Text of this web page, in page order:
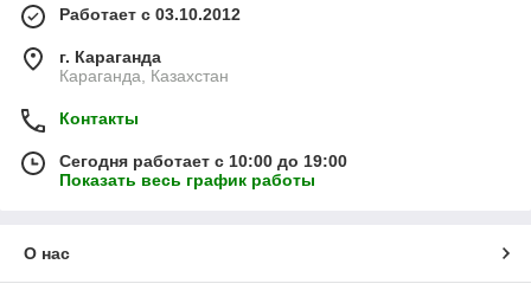
Работает с 03.10.2012
г. Караганда
Караганда, Казахстан
Контакты
Сегодня работает с 10:00 до 19:00
Показать весь график работы
О нас